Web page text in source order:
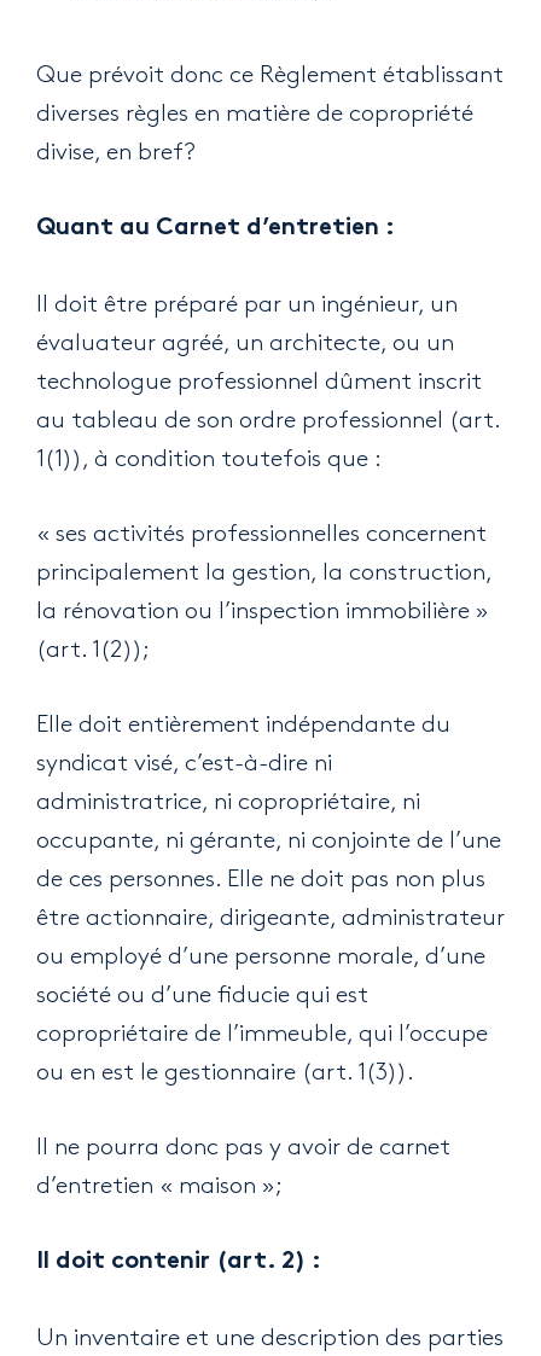
Que prévoit donc ce Règlement établissant
diverses règles en matière de copropriété
divise, en bref?
Quant au Carnet d’entretien :
Il doit être préparé par un ingénieur, un
évaluateur agréé, un architecte, ou un
technologue professionnel dûment inscrit
au tableau de son ordre professionnel (art.
1(1)), à condition toutefois que :
« ses activités professionnelles concernent
principalement la gestion, la construction,
la rénovation ou l’inspection immobilière »
(art. 1(2));
Elle doit entièrement indépendante du
syndicat visé, c’est-à-dire ni
administratrice, ni copropriétaire, ni
occupante, ni gérante, ni conjointe de l’une
de ces personnes. Elle ne doit pas non plus
être actionnaire, dirigeante, administrateur
ou employé d’une personne morale, d’une
société ou d’une fiducie qui est
copropriétaire de l’immeuble, qui l’occupe
ou en est le gestionnaire (art. 1(3)).
Il ne pourra donc pas y avoir de carnet
d’entretien « maison »;
Il doit contenir (art. 2) :
Un inventaire et une description des parties